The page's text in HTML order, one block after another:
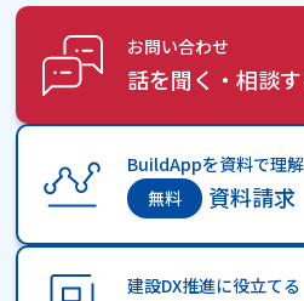
話を聞く・相談
お問い合わせ
資料請求
BuildAppを資料で理
建設DX推進に役立てる